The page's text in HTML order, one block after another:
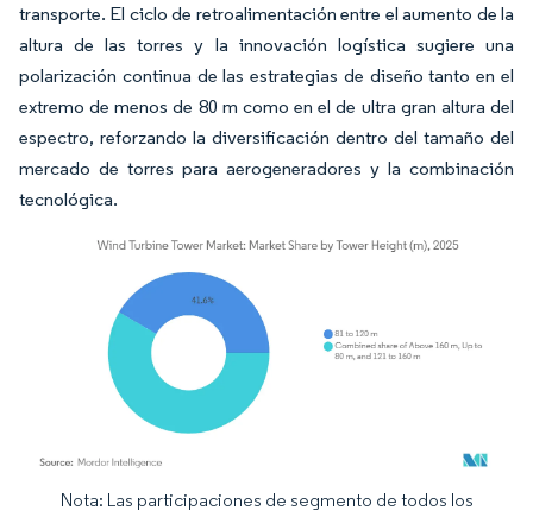
transporte. El ciclo de retroalimentación entre el aumento de la
altura de las torres y la innovación logística sugiere una
polarización continua de las estrategias de diseño tanto en el
extremo de menos de 80 m como en el de ultra gran altura del
espectro, reforzando la diversificación dentro del tamaño del
mercado de torres para aerogeneradores y la combinación
tecnológica.
Imagen © Mordor Intelligence. El uso requiere atribución según CC BY 4.0.
Nota: Las participaciones de segmento de todos los